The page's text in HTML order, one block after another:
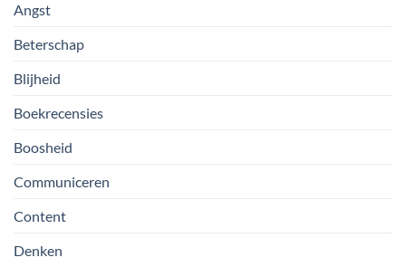
Angst
Beterschap
Blijheid
Boekrecensies
Boosheid
Communiceren
Content
Denken